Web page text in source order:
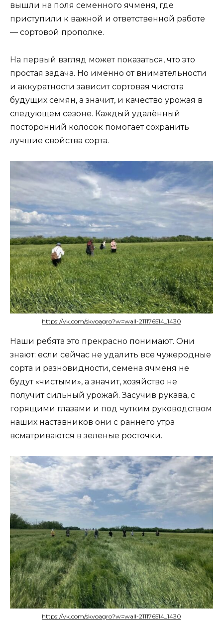
вышли на поля семенного ячменя, где
приступили к важной и ответственной работе
— сортовой прополке.
На первый взгляд может показаться, что это
простая задача. Но именно от внимательности
и аккуратности зависит сортовая чистота
будущих семян, а значит, и качество урожая в
следующем сезоне. Каждый удалённый
посторонний колосок помогает сохранить
лучшие свойства сорта.
https://vk.com/skvoagro?w=wall-211176514_1430
Наши ребята это прекрасно понимают. Они
знают: если сейчас не удалить все чужеродные
сорта и разновидности, семена ячменя не
будут «чистыми», а значит, хозяйство не
получит сильный урожай. Засучив рукава, с
горящими глазами и под чутким руководством
наших наставников они с раннего утра
всматриваются в зеленые росточки.
https://vk.com/skvoagro?w=wall-211176514_1430